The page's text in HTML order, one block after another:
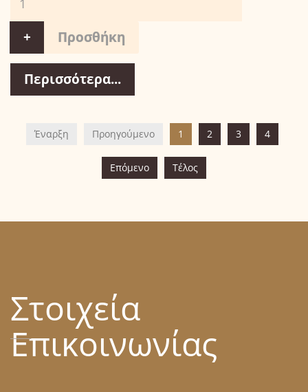
+
Περισσότερα...
Έναρξη Προηγούμενο 1 2 3 4
Επόμενο Τέλος
Στοιχεία
Επικοινωνίας